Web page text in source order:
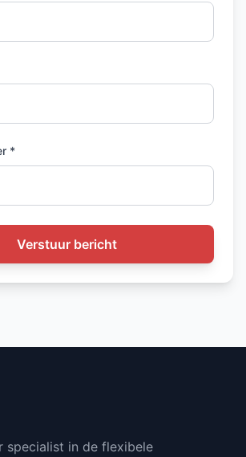
*
Verstuur bericht
specialist in de flexibele